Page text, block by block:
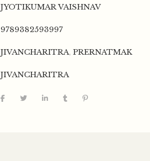
JYOTIKUMAR VAISHNAV
9789382593997
JIVANCHARITRA, PRERNATMAK
JIVANCHARITRA